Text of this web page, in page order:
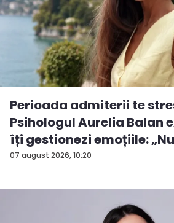
07 august 2026, 10:20
Perioada admiterii te
Psihologul Aurelia Balan
îți gestionezi emoțiile:
rezu...